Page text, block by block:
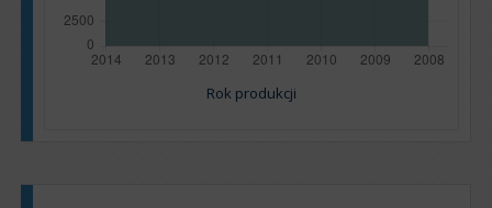
Rok produkcji